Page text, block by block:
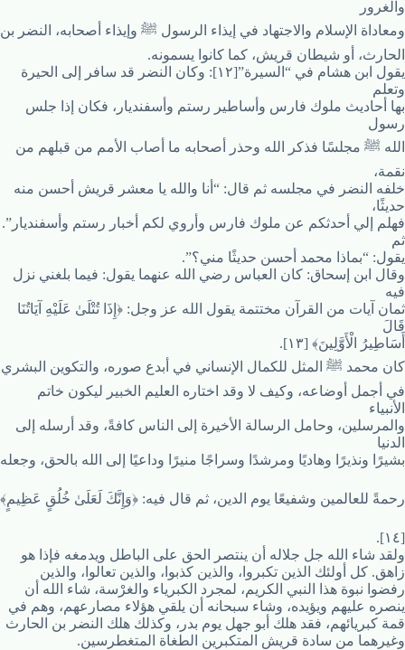
والغرور
ومعاداة الإسلام والاجتهاد في إيذاء الرسول ﷺ وإيذاء أصحابه، النضر بن
الحارث، أو شيطان قريش، كما كانوا يسمونه.
يقول ابن هشام في “السيرة”[١٢]: وكان النضر قد سافر إلى الحيرة
وتعلم
بها أحاديث ملوك فارس وأساطير رستم وأسفنديار، فكان إذا جلس
رسول
الله ﷺ مجلسًا فذكر الله وحذر أصحابه ما أصاب الأمم من قبلهم من
نقمة،
خلفه النضر في مجلسه ثم قال: “أنا والله يا معشر قريش أحسن منه
حديثًا،
فهلم إلي أحدثكم عن ملوك فارس وأروي لكم أخبار رستم وأسفنديار”.
ثم
يقول: “بماذا محمد أحسن حديثًا مني؟”.
وقال ابن إسحاق: كان العباس رضي الله عنهما يقول: فيما بلغني نزل
فيه
ثمان آيات من القرآن مختتمة يقول الله عز وجل: ﴿إِذَا تُتْلَىٰ عَلَيْهِ آيَاتُنَا
قَالَ
أَسَاطِيرُ الْأَوَّلِينَ﴾ [١٣].
كان محمد ﷺ المثل للكمال الإنساني في أبدع صوره، والتكوين البشري
في أجمل أوضاعه، وكيف لا وقد اختاره العليم الخبير ليكون خاتم
الأنبياء
والمرسلين، وحامل الرسالة الأخيرة إلى الناس كافةً، وقد أرسله إلى
الدنيا
بشيرًا ونذيرًا وهاديًا ومرشدًا وسراجًا منيرًا وداعيًا إلى الله بالحق، وجعله
رحمةً للعالمين وشفيعًا يوم الدين، ثم قال فيه: ﴿وَإِنَّكَ لَعَلَىٰ خُلُقٍ عَظِيمٍ﴾
[١٤].
ولقد شاء الله جل جلاله أن ينتصر الحق على الباطل ويدمغه فإذا هو
زاهق. كل أولئك الذين تكبروا، والذين كذبوا، والذين تعالوا، والذين
رفضوا نبوة هذا النبي الكريم، لمجرد الكبرياء والغرْسة، شاء الله أن
ينصره عليهم ويؤيده، وشاء سبحانه أن يلقي هؤلاء مصارعهم، وهم في
قمة كبريائهم، فقد هلك أبو جهل يوم بدر، وكذلك هلك النضر بن الحارث
وغيرهما من سادة قريش المتكبرين الطغاة المتغطرسين.